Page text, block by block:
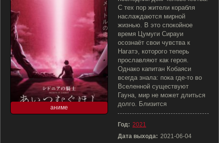
аниме
С тех пор жители корабля
наслаждаются мирной
жизнью. В это спокойное
время Цумуги Сирауи
осознаёт свои чувства к
Нагатэ, которого теперь
прославляют как героя.
Однако капитан Кобаяси
всегда знала: пока где-то во
Вселенной существуют
Гауна, мир не может длиться
долго. Близится
Год: 2021
Дата выхода: 2021-06-04